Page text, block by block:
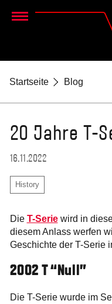
Menu
Startseite Blog
20 Jahre T-
16.11.2022
History
Die T-Seriewird in
diesem Anlass werfen
Geschichte der T-Serie
2002 T “Null”
Die T-Serie wurde im